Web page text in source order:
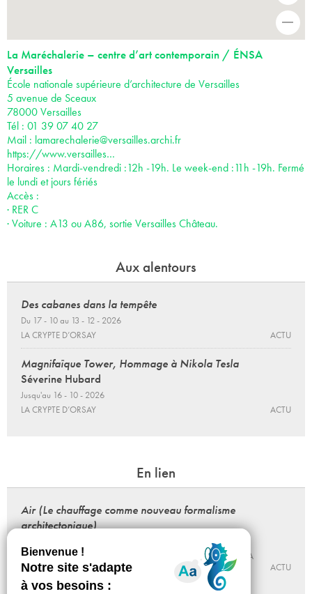
La Maréchalerie – centre d’art contemporain / ÉNSA
Versailles
École nationale supérieure d’architecture de Versailles
5 avenue de Sceaux
78000 Versailles
Tél : 01 39 07 40 27
Mail : lamarechalerie@versailles.archi.fr
https://www.versailles…
Horaires : Mardi-vendredi :12h -19h. Le week-end :11h -19h. Fermé
le lundi et jours fériés
Accès :
· RER C
· Voiture : A13 ou A86, sortie Versailles Château.
Aux alentours
Des cabanes dans la tempête
Du 17 - 10 au 13 - 12 - 2026
LA CRYPTE D’ORSAY
ACTU
Magnifaïque Tower, Hommage à Nikola Tesla
Séverine Hubard
Jusqu'au 16 - 10 - 2026
LA CRYPTE D’ORSAY
ACTU
En lien
Air (Le chauffage comme nouveau formalisme
architectonique)
LA MARÉCHALERIE – CENTRE D’ART CONTEMPORAIN / ÉNSA
VERSAILLES
ACTU